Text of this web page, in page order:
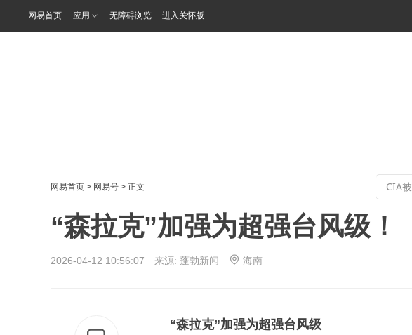
网易首页 应用 无障碍浏览 进入关怀版
网易首页 > 网易号 > 正文
“森拉克”加强为超强台风级！
2026-04-12 10:56:07 来源: 蓬勃新闻 海南
“森拉克”加强为超强台风级